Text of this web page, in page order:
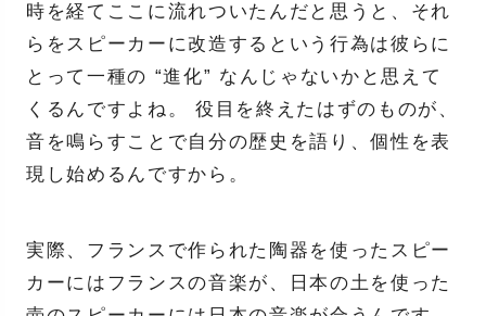
時を経てここに流れついたんだと思うと、それ
らをスピーカーに改造するという行為は彼らに
とって一種の “進化” なんじゃないかと思えて
くるんですよね。 役目を終えたはずのものが、
音を鳴らすことで自分の歴史を語り、個性を表
現し始めるんですから。
実際、フランスで作られた陶器を使ったスピー
カーにはフランスの音楽が、日本の土を使った